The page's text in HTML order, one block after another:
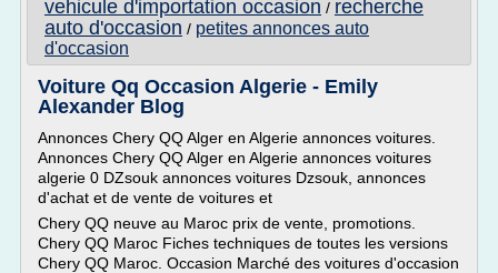
vehicule d'importation occasion / recherche
auto d'occasion / petites annonces auto
d'occasion
Voiture Qq Occasion Algerie - Emily
Alexander Blog
Annonces Chery QQ Alger en Algerie annonces voitures.
Annonces Chery QQ Alger en Algerie annonces voitures
algerie 0 DZsouk annonces voitures Dzsouk, annonces
d'achat et de vente de voitures et
Chery QQ neuve au Maroc prix de vente, promotions.
Chery QQ Maroc Fiches techniques de toutes les versions
Chery QQ Maroc. Occasion Marché des voitures d'occasion